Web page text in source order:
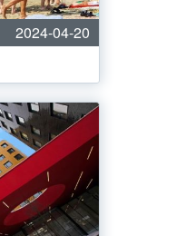
2024-04-20